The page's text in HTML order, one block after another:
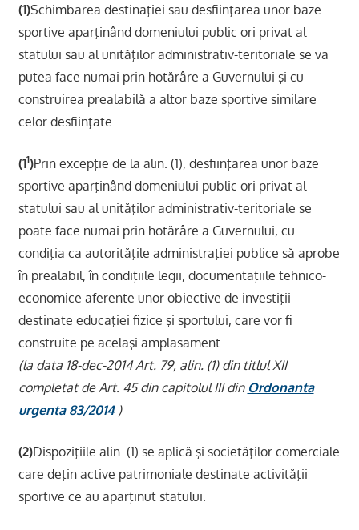
(1)Schimbarea destinaţiei sau desfiinţarea unor baze
sportive aparţinând domeniului public ori privat al
statului sau al unităţilor administrativ-teritoriale se va
putea face numai prin hotărâre a Guvernului şi cu
construirea prealabilă a altor baze sportive similare
celor desfiinţate.
(11)Prin excepţie de la alin. (1), desfiinţarea unor baze
sportive aparţinând domeniului public ori privat al
statului sau al unităţilor administrativ-teritoriale se
poate face numai prin hotărâre a Guvernului, cu
condiţia ca autorităţile administraţiei publice să aprobe
în prealabil, în condiţiile legii, documentaţiile tehnico-
economice aferente unor obiective de investiţii
destinate educaţiei fizice şi sportului, care vor fi
construite pe acelaşi amplasament.
(la data 18-dec-2014 Art. 79, alin. (1) din titlul XII
completat de Art. 45 din capitolul III din Ordonanta
urgenta 83/2014)
(2)Dispoziţiile alin. (1) se aplică şi societăţilor comerciale
care deţin active patrimoniale destinate activităţii
sportive ce au aparţinut statului.